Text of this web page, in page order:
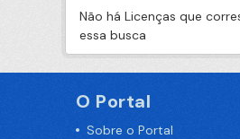
Não há Licenças que
essa busca
O Portal
Sobre o Portal